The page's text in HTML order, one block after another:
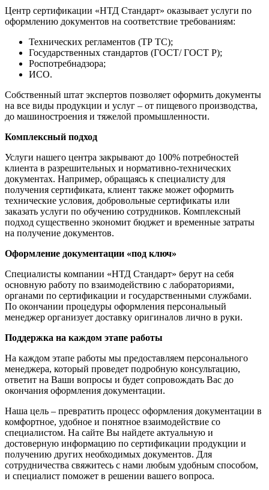
Центр сертификации «НТД Стандарт» оказывает услуги по
оформлению документов на соответствие требованиям:
Технических регламентов (ТР ТС);
Государственных стандартов (ГОСТ/ ГОСТ Р);
Роспотребнадзора;
ИСО.
Собственный штат экспертов позволяет оформить документы
на все виды продукции и услуг – от пищевого производства,
до машиностроения и тяжелой промышленности.
Комплексный подход
Услуги нашего центра закрывают до 100% потребностей
клиента в разрешительных и нормативно-технических
документах. Например, обращаясь к специалисту для
получения сертификата, клиент также может оформить
технические условия, добровольные сертификаты или
заказать услуги по обучению сотрудников. Комплексный
подход существенно экономит бюджет и временные затраты
на получение документов.
Оформление документации «под ключ»
Специалисты компании «НТД Стандарт» берут на себя
основную работу по взаимодействию с лабораториями,
органами по сертификации и государственными службами.
По окончании процедуры оформления персональный
менеджер организует доставку оригиналов лично в руки.
Поддержка на каждом этапе работы
На каждом этапе работы мы предоставляем персонального
менеджера, который проведет подробную консультацию,
ответит на Ваши вопросы и будет сопровождать Вас до
окончания оформления документации.
Наша цель – превратить процесс оформления документации в
комфортное, удобное и понятное взаимодействие со
специалистом. На сайте Вы найдете актуальную и
достоверную информацию по сертификации продукции и
получению других необходимых документов. Для
сотрудничества свяжитесь с нами любым удобным способом,
и специалист поможет в решении вашего вопроса.